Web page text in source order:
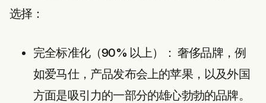
选择：
完全标准化（90% 以上）： 奢侈品牌，例
如爱马仕，产品发布会上的苹果，以及外国
方面是吸引力的一部分的雄心勃勃的品牌。